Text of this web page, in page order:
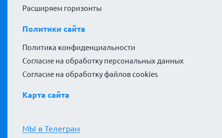
Расширяем горизонты
Политики сайта
Политика конфиденциальности
Согласие на обработку персональных данных
Согласие на обработку файлов cookies
Карта сайта
МЫ в Телеграм